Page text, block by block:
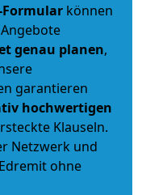
können
genau planen,
garantieren
hochwertigen
Klauseln.
Netzwerk und
ohne